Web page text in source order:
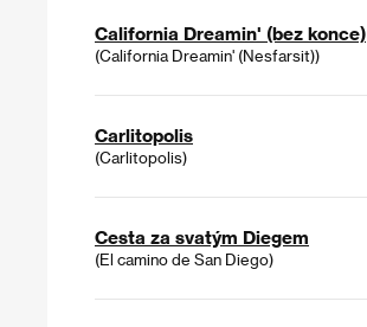
California Dreamin' (bez konce)
(California Dreamin' (Nesfarsit))
Carlitopolis
(Carlitopolis)
Cesta za svatým Diegem
(El camino de San Diego)